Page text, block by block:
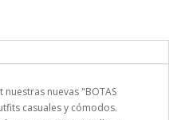
nuevas "BOTAS
casuales y cómodos.